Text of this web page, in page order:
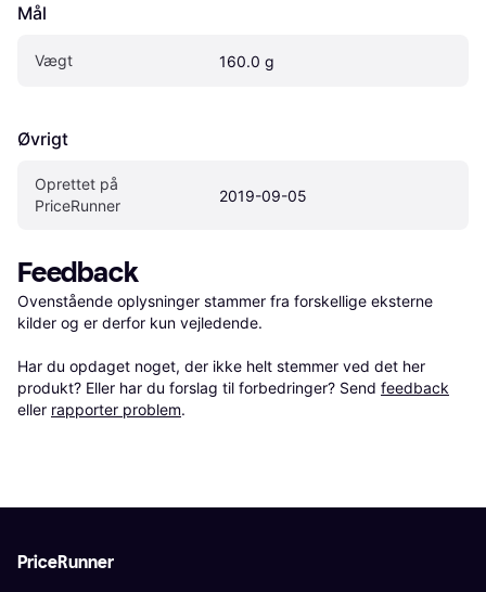
Mål
Vægt 160.0 g
Øvrigt
Oprettet på
PriceRunner
2019-09-05
Feedback
Ovenstående oplysninger stammer fra forskellige eksterne
kilder og er derfor kun vejledende.
Har du opdaget noget, der ikke helt stemmer ved det her
produkt? Eller har du forslag til forbedringer? Send feedback
eller rapporter problem.
PriceRunner